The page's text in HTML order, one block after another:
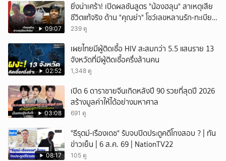
09:07
ยิ่งน่าเศร้า! เปิดผลชันสูตร "น้องฮลุน" สาเหตุเสีย
ชีวิตแท้จริง ด้าน "คุณย่า" โชว์เลขหลานรัก-ทะเบียน
รถเคลื่อนร่าง!
239 ดู
02:52
เผยไทยมีผู้ติดเชื้อ HIV สะสมกว่า 5.5 แสนราย 13
จังหวัดที่มีผู้ติดเชื้อครึ่งล้านคน
1,348 ดู
03:08
เปิด 6 ดาราชายจีนเกิดหลังปี 90 รวยที่สุดปี 2026
สร้างมูลค่าให้ได้อย่างมหาศาล
691 ดู
08:17
"ธีรุตม์-เรืองเดช" รับจบปิดประตูคดีโกงสอบ ? | ทัน
ข่าวเย็น | 6 ส.ค. 69 | NationTV22
105 ดู